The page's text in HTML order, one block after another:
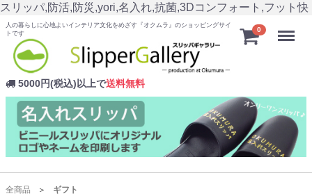
スリッパ,防活,防災,yori,名入れ,抗菌,3Dコンフォート,フット快
人の暮らしに心地よいインテリア文化をめざす『オクムラ』のショッピングサイ
トです
5000円(税込)以上で送料無料
0 Menu
全商品 ギフト